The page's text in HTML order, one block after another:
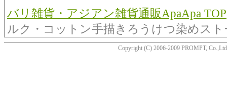
バリ雑貨・アジアン雑貨通販ApaApa TOP
ルク・コットン手描きろうけつ染めスト
Copyright (C) 2006-2009 PROMPT,